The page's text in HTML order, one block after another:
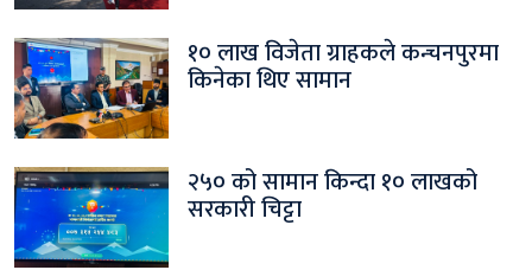
१० लाख विजेता ग्राहकले कन्चनपुरमा
किनेका थिए सामान
२५० को सामान किन्दा १० लाखको
सरकारी चिट्टा